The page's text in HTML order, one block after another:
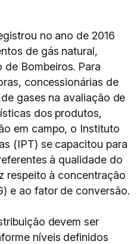
no ano de 2016
de gás natural,
Bombeiros. Para
concessionárias de
gases na avaliação de
dos produtos,
em campo, o Instituto
(IPT) se capacitou para
à qualidade do
respeito à concentração
e ao fator de conversão.
devem ser
níveis definidos